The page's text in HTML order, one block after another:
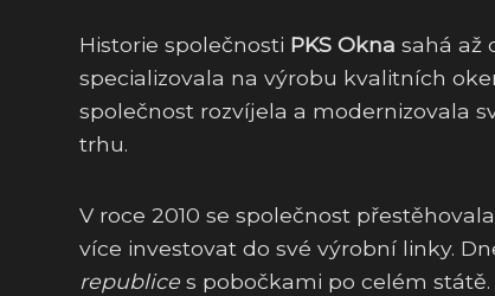
Historie společnosti PKS Okna sahá až
specializovala na výrobu kvalitních
společnost rozvíjela a modernizovala
trhu.
V roce 2010 se společnost
více investovat do své výrobní linky.
republice s pobočkami po celém státě.